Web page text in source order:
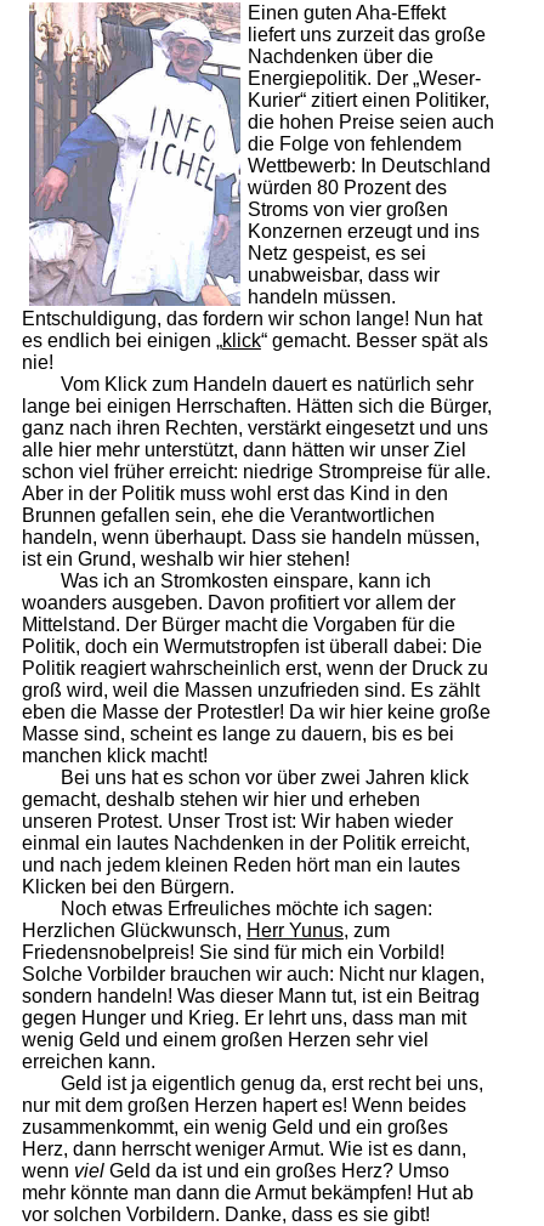
Einen guten Aha-Effekt
liefert uns zurzeit das große
Nachdenken über die
Energiepolitik. Der „Weser-
Kurier“ zitiert einen Politiker,
die hohen Preise seien auch
die Folge von fehlendem
Wettbewerb: In Deutschland
würden 80 Prozent des
Stroms von vier großen
Konzernen erzeugt und ins
Netz gespeist, es sei
unabweisbar, dass wir
handeln müssen.
Entschuldigung, das fordern wir schon lange! Nun hat
es endlich bei einigen „klick“ gemacht. Besser spät als
nie!
Vom Klick zum Handeln dauert es natürlich sehr
lange bei einigen Herrschaften. Hätten sich die Bürger,
ganz nach ihren Rechten, verstärkt eingesetzt und uns
alle hier mehr unterstützt, dann hätten wir unser Ziel
schon viel früher erreicht: niedrige Strompreise für alle.
Aber in der Politik muss wohl erst das Kind in den
Brunnen gefallen sein, ehe die Verantwortlichen
handeln, wenn überhaupt. Dass sie handeln müssen,
ist ein Grund, weshalb wir hier stehen!
Was ich an Stromkosten einspare, kann ich
woanders ausgeben. Davon profitiert vor allem der
Mittelstand. Der Bürger macht die Vorgaben für die
Politik, doch ein Wermutstropfen ist überall dabei: Die
Politik reagiert wahrscheinlich erst, wenn der Druck zu
groß wird, weil die Massen unzufrieden sind. Es zählt
eben die Masse der Protestler! Da wir hier keine große
Masse sind, scheint es lange zu dauern, bis es bei
manchen klick macht!
Bei uns hat es schon vor über zwei Jahren klick
gemacht, deshalb stehen wir hier und erheben
unseren Protest. Unser Trost ist: Wir haben wieder
einmal ein lautes Nachdenken in der Politik erreicht,
und nach jedem kleinen Reden hört man ein lautes
Klicken bei den Bürgern.
Noch etwas Erfreuliches möchte ich sagen:
Herzlichen Glückwunsch, Herr Yunus, zum
Friedensnobelpreis! Sie sind für mich ein Vorbild!
Solche Vorbilder brauchen wir auch: Nicht nur klagen,
sondern handeln! Was dieser Mann tut, ist ein Beitrag
gegen Hunger und Krieg. Er lehrt uns, dass man mit
wenig Geld und einem großen Herzen sehr viel
erreichen kann.
Geld ist ja eigentlich genug da, erst recht bei uns,
nur mit dem großen Herzen hapert es! Wenn beides
zusammenkommt, ein wenig Geld und ein großes
Herz, dann herrscht weniger Armut. Wie ist es dann,
wenn vielGeld da ist und ein großes Herz? Umso
mehr könnte man dann die Armut bekämpfen! Hut ab
vor solchen Vorbildern. Danke, dass es sie gibt!